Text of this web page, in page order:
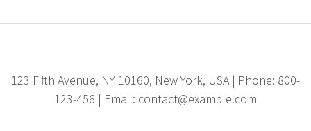
123 Fifth Avenue, NY 10160, New York, USA | Phone: 800-
123-456 | Email: contact@example.com